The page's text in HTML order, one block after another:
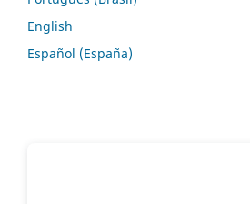
English
Español (España)